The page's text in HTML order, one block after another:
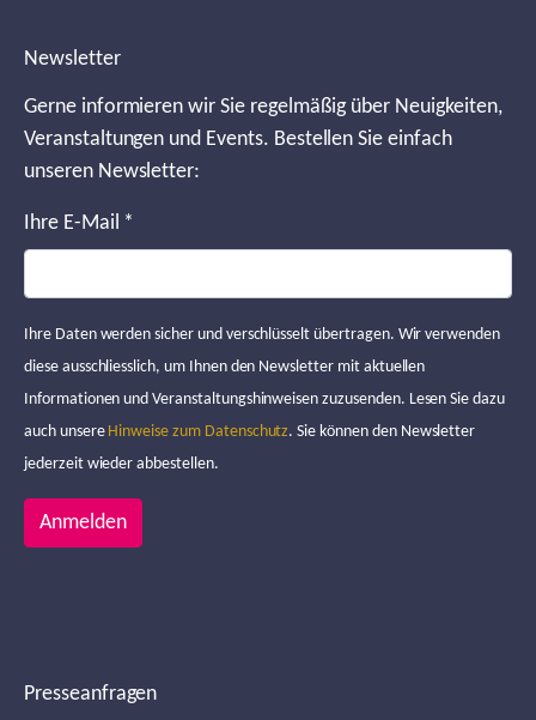
Newsletter
Gerne informieren wir Sie regelmäßig über Neuigkeiten,
Veranstaltungen und Events. Bestellen Sie einfach
unseren Newsletter:
Ihre E-Mail *
Ihre Daten werden sicher und verschlüsselt übertragen. Wir verwenden
diese ausschliesslich, um Ihnen den Newsletter mit aktuellen
Informationen und Veranstaltungshinweisen zuzusenden. Lesen Sie dazu
auch unsere Hinweise zum Datenschutz. Sie können den Newsletter
jederzeit wieder abbestellen.
Anmelden
Presseanfragen